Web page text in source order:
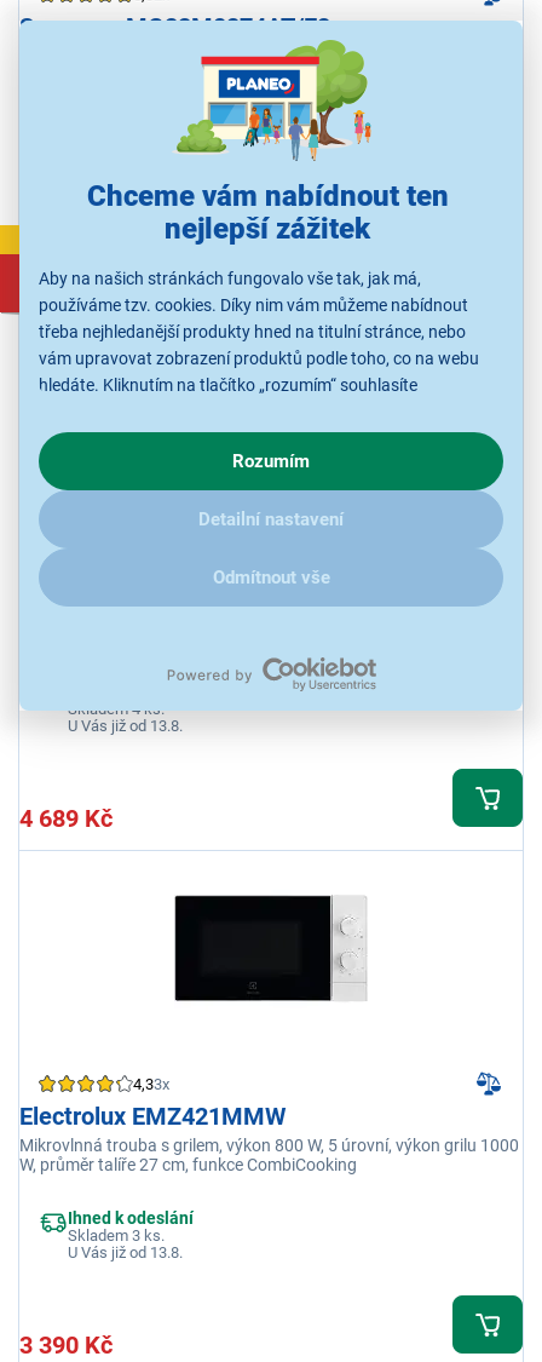
Chceme vám nabídnout ten
nejlepší zážitek
Aby na našich stránkách fungovalo vše tak, jak má,
používáme tzv. cookies. Díky nim vám můžeme nabídnout
třeba nejhledanější produkty hned na titulní stránce, nebo
vám upravovat zobrazení produktů podle toho, co na webu
hledáte. Kliknutím na tlačítko „rozumím“ souhlasíte
chování na webu pro zobrazení cílených reklam. Pokud vás
zajímají detaily, jak u nás s cookies a dalšími údaji pracujeme,
kliknětesem.
Rozumím
Detailní nastavení
Odmítnout vše
Samsung MG22M8274AT/E2
Vestavná mikrovlnná trouba Samsung, kapacita 22 l, průměr
otočného talíře 25,5 cm, dotykové ovládání, barva nerez, gril, LED
Ihned k odeslání
U Vás již od 13.8.
7 177 Kč
7 990 Kč
Electrolux EMZ725MMK
Skladem 4 ks.
U Vás již od 13.8.
4 689 Kč
4,33x
Electrolux EMZ421MMW
Mikrovlnná trouba s grilem, výkon 800 W, 5 úrovní, výkon grilu 1000
W, průměr talíře 27 cm, funkce CombiCooking
Ihned k odeslání
Skladem 3 ks.
U Vás již od 13.8.
3 390 Kč